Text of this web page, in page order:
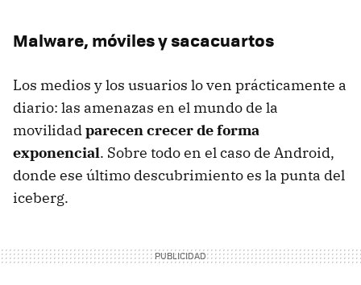
Malware, móviles y sacacuartos
Los medios y los usuarios lo ven prácticamente a
diario: las amenazas en el mundo de la
movilidadparecen crecer de forma
exponencial. Sobre todo en el caso de Android,
donde ese último descubrimiento es la punta del
iceberg.